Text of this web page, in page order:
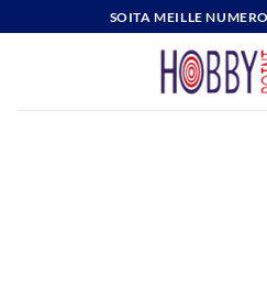
to
SOITA MEILLE